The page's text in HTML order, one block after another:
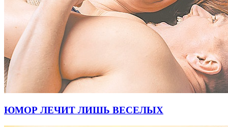
ЮМОР ЛЕЧИТ ЛИШЬ ВЕСЕЛЫХ